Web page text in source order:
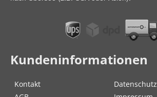
Kundeninformationen
Kontakt
Datenschutz